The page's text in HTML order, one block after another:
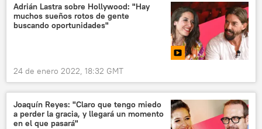
Adrián Lastra sobre Hollywood: "Hay
muchos sueños rotos de gente
buscando oportunidades"
24 de enero 2022, 18:32 GMT
Joaquín Reyes: "Claro que tengo miedo
a perder la gracia, y llegará un momento
en el que pasará"